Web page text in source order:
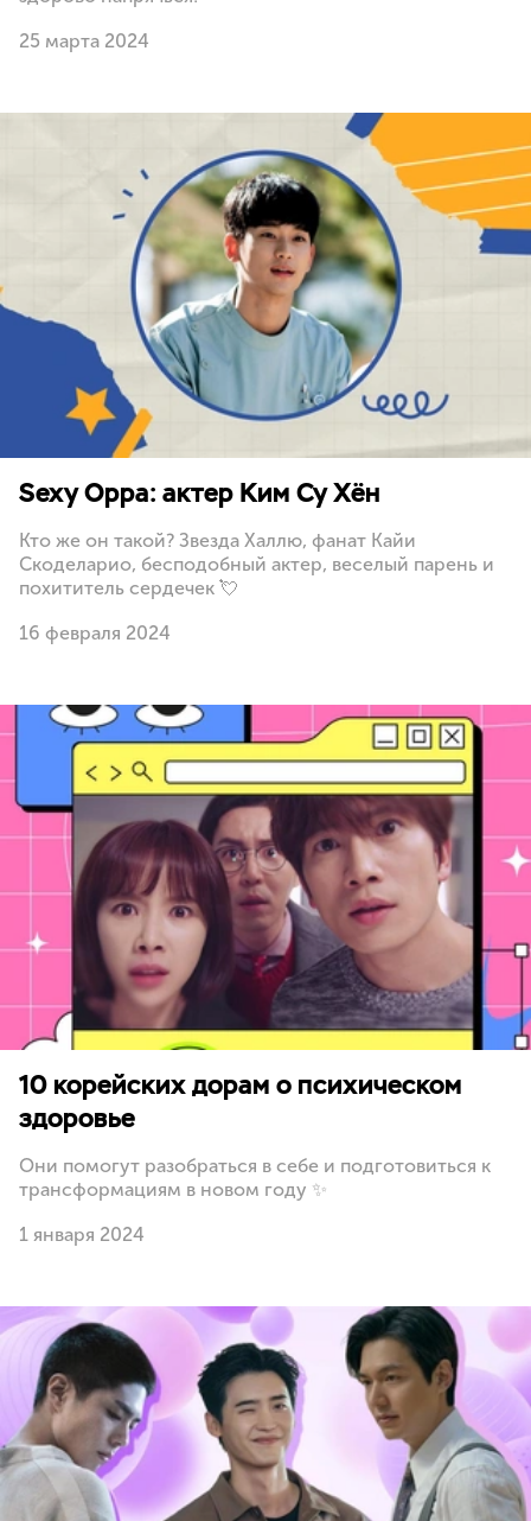
25 марта 2024
Sexy Oppa: актер Ким Су Хён
Кто же он такой? Звезда Халлю, фанат Кайи
Скоделарио, бесподобный актер, веселый парень и
похититель сердечек 💘
16 февраля 2024
10 корейских дорам о психическом
здоровье
Они помогут разобраться в себе и подготовиться к
трансформациям в новом году ✨
1 января 2024